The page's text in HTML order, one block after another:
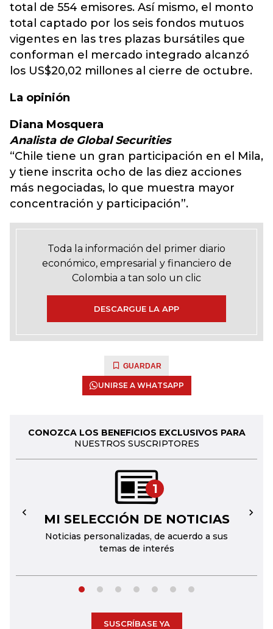
total de 554 emisores. Así mismo, el monto
total captado por los seis fondos mutuos
vigentes en las tres plazas bursátiles que
conforman el mercado integrado alcanzó
los US$20,02 millones al cierre de octubre.
La opinión
Diana Mosquera
Analista de Global Securities
“Chile tiene un gran participación en el Mila,
y tiene inscrita ocho de las diez acciones
más negociadas, lo que muestra mayor
concentración y participación”.
Toda la información del primer diario
económico, empresarial y financiero de
Colombia a tan solo un clic
DESCARGUE LA APP
GUARDAR
UNIRSE A WHATSAPP
CONOZCA LOS BENEFICIOS EXCLUSIVOS PARA
NUESTROS SUSCRIPTORES
1
MI SELECCIÓN DE NOTICIAS
Noticias personalizadas, de acuerdo a sus
temas de interés
← →
SUSCRÍBASE YA